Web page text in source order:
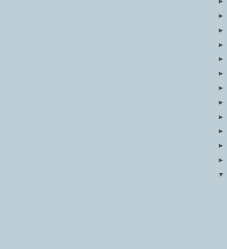
►
►
►
►
►
►
►
►
►
►
►
▼